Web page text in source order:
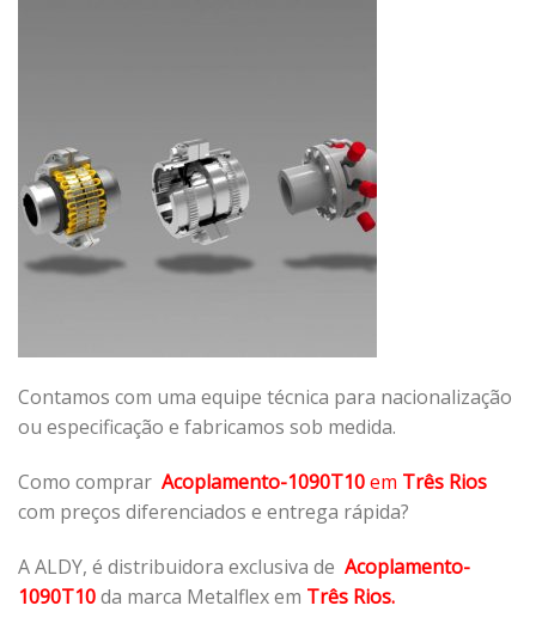
Contamos com uma equipe técnica para nacionalização
ou especificação e fabricamos sob medida.
Como comprar Acoplamento-1090T10em Três Rios
com preços diferenciados e entrega rápida?
A ALDY, é distribuidora exclusiva de Acoplamento-
1090T10da marca Metalflex em Três Rios.